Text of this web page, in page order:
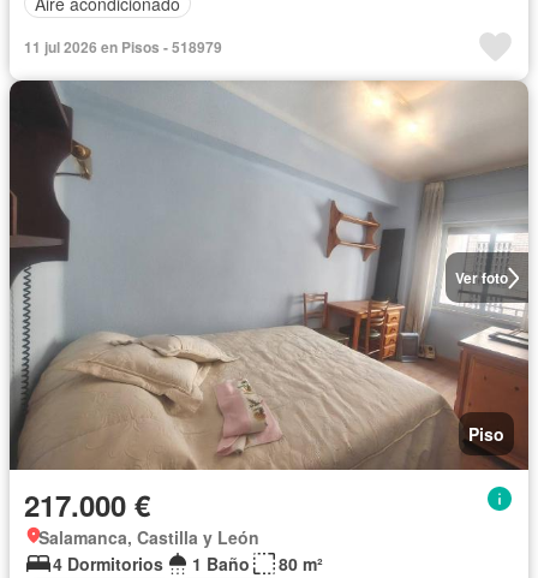
11 jul 2026 en Pisos - 518979
Ver foto
Piso
217.000 €
Salamanca, Castilla y León
4 Dormitorios
1 Baño
80 m²